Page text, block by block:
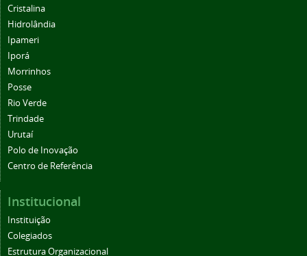
Cristalina
Hidrolândia
Ipameri
Iporá
Morrinhos
Posse
Rio Verde
Trindade
Urutaí
Polo de Inovação
Centro de Referência
Institucional
Instituição
Colegiados
Estrutura Organizacional